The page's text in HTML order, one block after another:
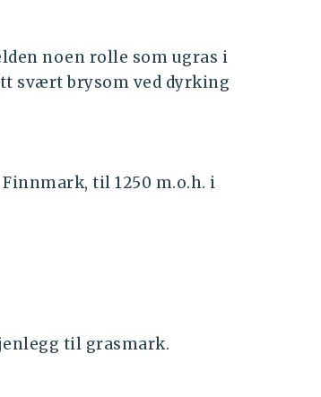
noen rolle som ugras i
svært brysom ved dyrking
til 1250 m.o.h. i
til grasmark.